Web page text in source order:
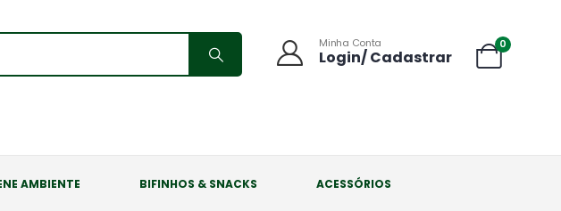
Minha Conta
Login/ Cadastrar
0
AMBIENTE BIFINHOS & SNACKS ACESSÓRIOS